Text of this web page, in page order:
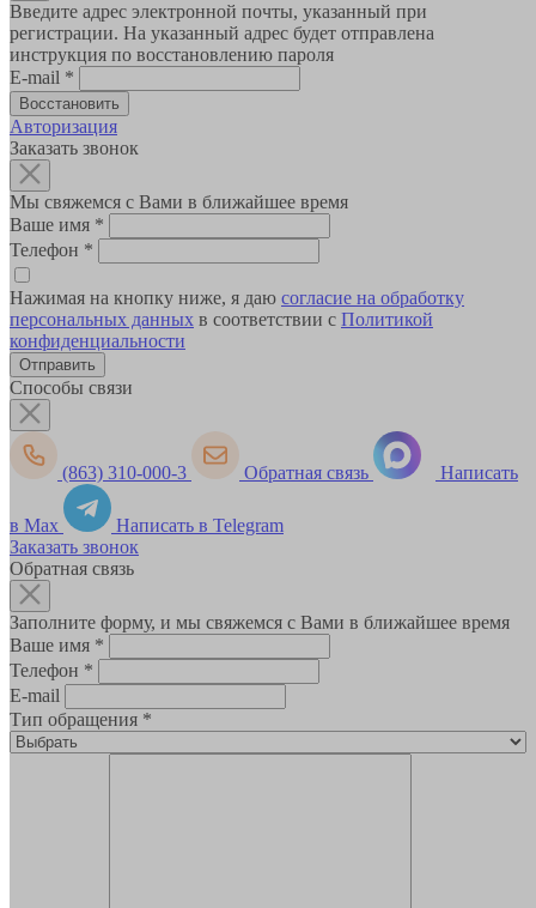
Введите адрес электронной почты, указанный при
регистрации. На указанный адрес будет отправлена
инструкция по восстановлению пароля
E-mail *
Авторизация
Заказать звонок
Мы свяжемся с Вами в ближайшее время
Ваше имя *
Телефон *
Нажимая на кнопку ниже, я даю согласие на обработку
персональных данных в соответствии с Политикой
конфиденциальности
Способы связи
(863) 310-000-3 Обратная связь Написать
в Max
Написать в Telegram
Заказать звонок
Обратная связь
Заполните форму, и мы свяжемся с Вами в ближайшее время
Ваше имя *
Телефон *
E-mail
Тип обращения *